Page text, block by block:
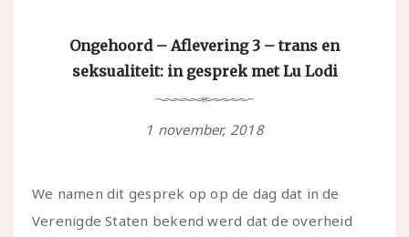
Ongehoord – Aflevering 3 – trans en
seksualiteit: in gesprek met Lu Lodi
1 november, 2018
We namen dit gesprek op op de dag dat in de
Verenigde Staten bekend werd dat de overheid